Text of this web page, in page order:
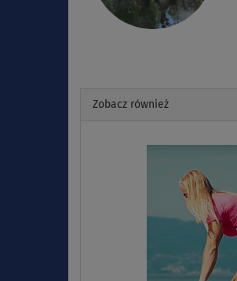
Zobacz również